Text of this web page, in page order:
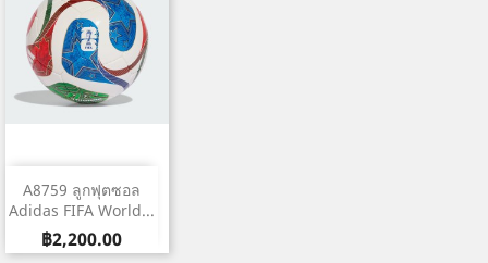
A8759 ลูกฟุตซอล
Adidas FIFA World...
ราคา
฿2,200.00